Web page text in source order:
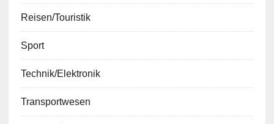
Reisen/Touristik
Sport
Technik/Elektronik
Transportwesen